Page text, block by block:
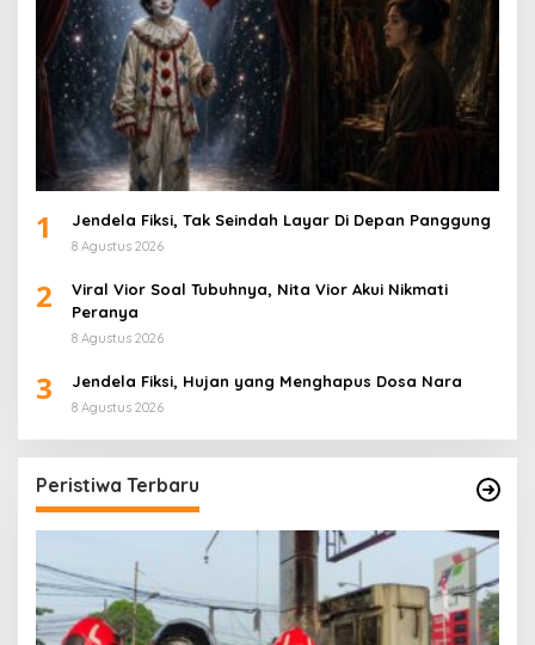
1 Jendela Fiksi, Tak Seindah Layar Di Depan Panggung
8 Agustus 2026
2
Viral Vior Soal Tubuhnya, Nita Vior Akui Nikmati
Peranya
8 Agustus 2026
3 Jendela Fiksi, Hujan yang Menghapus Dosa Nara
8 Agustus 2026
Peristiwa Terbaru